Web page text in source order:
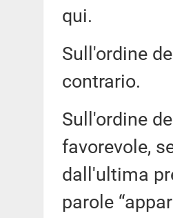
qui.
Sull'ordine
contrario.
Sull'ordine
favorevole,
dall'ultima
parole